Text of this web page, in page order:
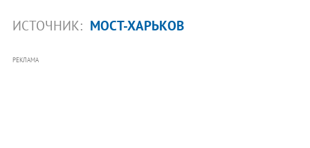
ИСТОЧНИК: МОСТ-ХАРЬКОВ
РЕКЛАМА